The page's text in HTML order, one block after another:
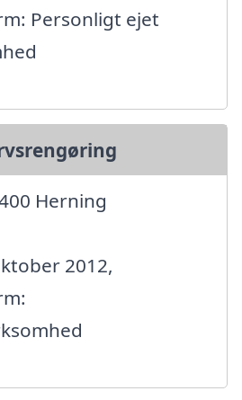
Personligt ejet
Herning
2012,